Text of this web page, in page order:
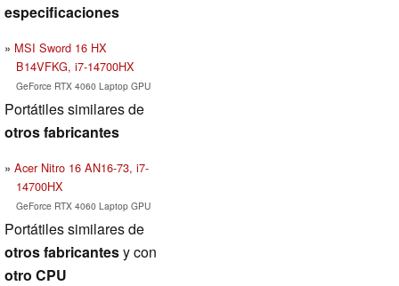
especificaciones
MSI Sword 16 HX
B14VFKG, i7-14700HX
GeForce RTX 4060 Laptop GPU
Portátiles similares de
otros fabricantes
Acer Nitro 16 AN16-73, i7-
14700HX
GeForce RTX 4060 Laptop GPU
Portátiles similares de
otros fabricantesy con
otro CPU